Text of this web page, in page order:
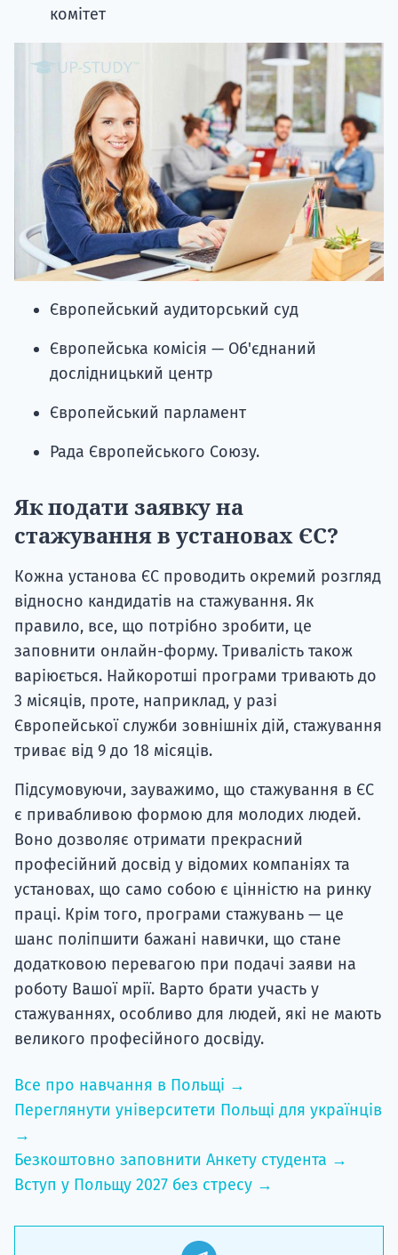
комітет
Європейський аудиторський суд
Європейська комісія — Об'єднаний
дослідницький центр
Європейський парламент
Рада Європейського Союзу.
Як подати заявку на
стажування в установах ЄС?
Кожна установа ЄС проводить окремий розгляд
відносно кандидатів на стажування. Як
правило, все, що потрібно зробити, це
заповнити онлайн-форму. Тривалість також
варіюється. Найкоротші програми тривають до
3 місяців, проте, наприклад, у разі
Європейської служби зовнішніх дій, стажування
триває від 9 до 18 місяців.
Підсумовуючи, зауважимо, що стажування в ЄС
є привабливою формою для молодих людей.
Воно дозволяє отримати прекрасний
професійний досвід у відомих компаніях та
установах, що само собою є цінністю на ринку
праці. Крім того, програми стажувань — це
шанс поліпшити бажані навички, що стане
додатковою перевагою при подачі заяви на
роботу Вашої мрії. Варто брати участь у
стажуваннях, особливо для людей, які не мають
великого професійного досвіду.
Все про навчання в Польщі →
Переглянути університети Польщі для українців
→
Безкоштовно заповнити Анкету студента →
Вступ у Польщу 2027 без стресу →